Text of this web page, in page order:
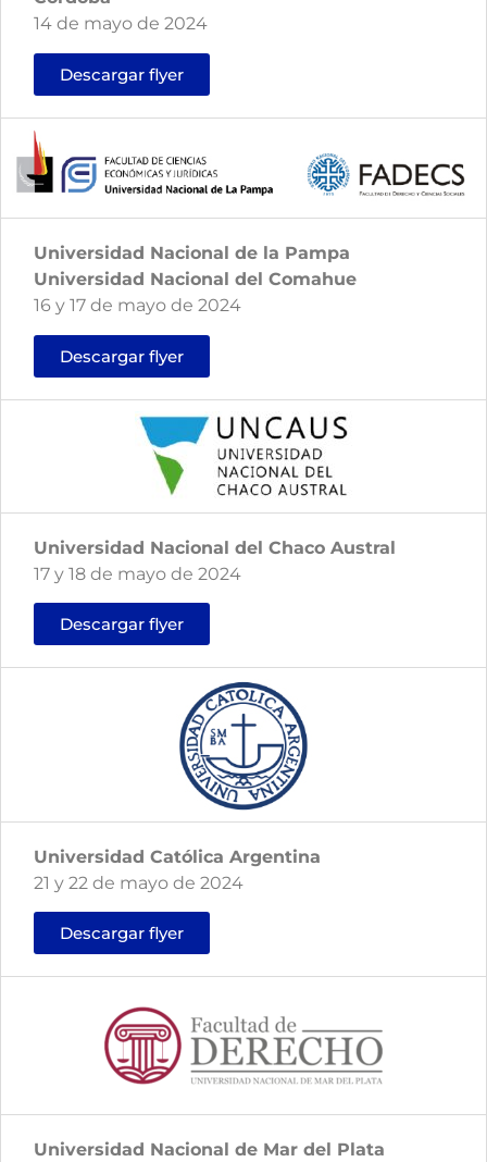
14 de mayo de 2024
Descargar flyer
Universidad Nacional de la Pampa
Universidad Nacional del Comahue
16 y 17 de mayo de 2024
Descargar flyer
Universidad Nacional del Chaco Austral
17 y 18 de mayo de 2024
Descargar flyer
Universidad Católica Argentina
21 y 22 de mayo de 2024
Descargar flyer
Universidad Nacional de Mar del Plata